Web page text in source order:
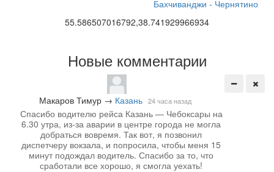
Бахчиванджи - Чернятино
55.586507016792,38.741929966934
Новые комментарии
Макаров Тимур → Казань 24 часа назад
Спасибо водителю рейса Казань — Чебоксары на
6.30 утра, из-за аварии в центре города не могла
добраться вовремя. Так вот, я позвонил
диспетчеру вокзала, и попросила, чтобы меня 15
минут подождал водитель. Спасибо за то, что
сработали все хорошо, я смогла уехать!